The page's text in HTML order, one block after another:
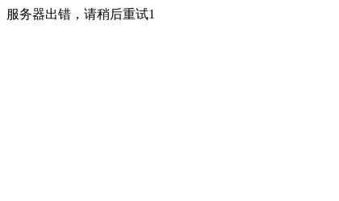
服务器出错，请稍后重试1